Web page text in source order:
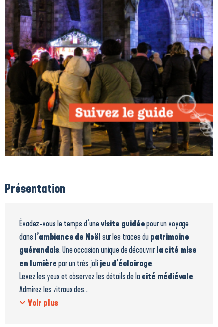
Présentation
Évadez-vous le temps d’unevisite guidéepour un voyage
dans l’ambiance de Noëlsur les traces dupatrimoine
guérandais. Une occasion unique de découvrirla cité mise
en lumièrepar un très jolijeu d’éclairage.
Levez les yeux et observez les détails de lacité médiévale.
Admirez les vitraux des...
Voir plus